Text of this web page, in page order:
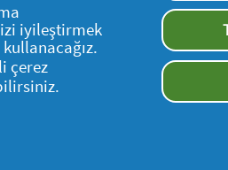
veya bu katılım koşullarını
iyileştirmek
çerez